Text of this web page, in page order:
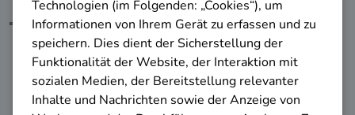
Erfahren Sie alles über erforderliche
Kompetenzen, Zukunftsaussichten
und Verdienstmöglichkeiten.